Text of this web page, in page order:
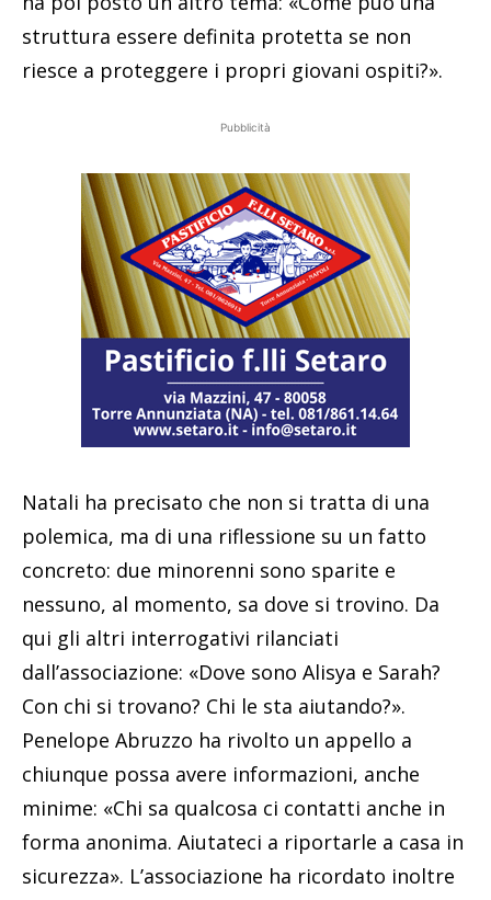
struttura essere definita protetta se non
riesce a proteggere i propri giovani ospiti?».
Pubblicità
Natali ha precisato che non si tratta di una
polemica, ma di una riflessione su un fatto
concreto: due minorenni sono sparite e
nessuno, al momento, sa dove si trovino. Da
qui gli altri interrogativi rilanciati
dall’associazione: «Dove sono Alisya e Sarah?
Con chi si trovano? Chi le sta aiutando?».
Penelope Abruzzo ha rivolto un appello a
chiunque possa avere informazioni, anche
minime: «Chi sa qualcosa ci contatti anche in
forma anonima. Aiutateci a riportarle a casa in
sicurezza». L’associazione ha ricordato inoltre